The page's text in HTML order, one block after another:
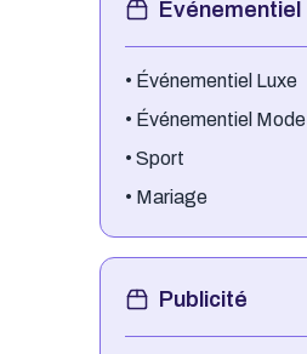
Événementiel
• Événementiel Luxe
• Événementiel Mode
• Sport
• Mariage
Publicité